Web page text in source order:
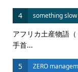
4 something
アフリカ土産物語
手首...
5 ZERO